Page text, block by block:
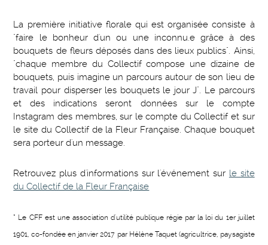
La première initiative florale qui est organisée consiste à
"faire le bonheur d'un ou une inconnu.e grâce à des
bouquets de fleurs déposés dans des lieux publics". Ainsi,
"chaque membre du Collectif compose une dizaine de
bouquets, puis imagine un parcours autour de son lieu de
travail pour disperser les bouquets le jour J". Le parcours
et des indications seront données sur le compte
Instagram des membres, sur le compte du Collectif et sur
le site du Collectif de la Fleur Française. Chaque bouquet
sera porteur d'un message.
Retrouvez plus d'informations sur l'événement sur le site
du Collectif de la Fleur Française
* Le CFF est une association d'utilité publique régie par la loi du 1er juillet
1901, co-fondée en janvier 2017 par Hélène Taquet (agricultrice, paysagiste